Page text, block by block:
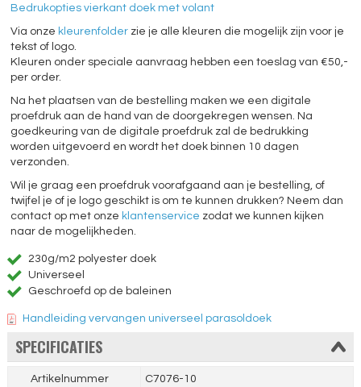
Bedrukopties vierkant doek met volant
Via onze kleurenfolder zie je alle kleuren die mogelijk zijn voor je
tekst of logo.
Kleuren onder speciale aanvraag hebben een toeslag van €50,-
per order.
Na het plaatsen van de bestelling maken we een digitale
proefdruk aan de hand van de doorgekregen wensen. Na
goedkeuring van de digitale proefdruk zal de bedrukking
worden uitgevoerd en wordt het doek binnen 10 dagen
verzonden.
Wil je graag een proefdruk voorafgaand aan je bestelling, of
twijfel je of je logo geschikt is om te kunnen drukken? Neem dan
contact op met onze klantenservice zodat we kunnen kijken
naar de mogelijkheden.
230g/m2 polyester doek
Universeel
Geschroefd op de baleinen
Handleiding vervangen universeel parasoldoek
SPECIFICATIES
Artikelnummer C7076-10